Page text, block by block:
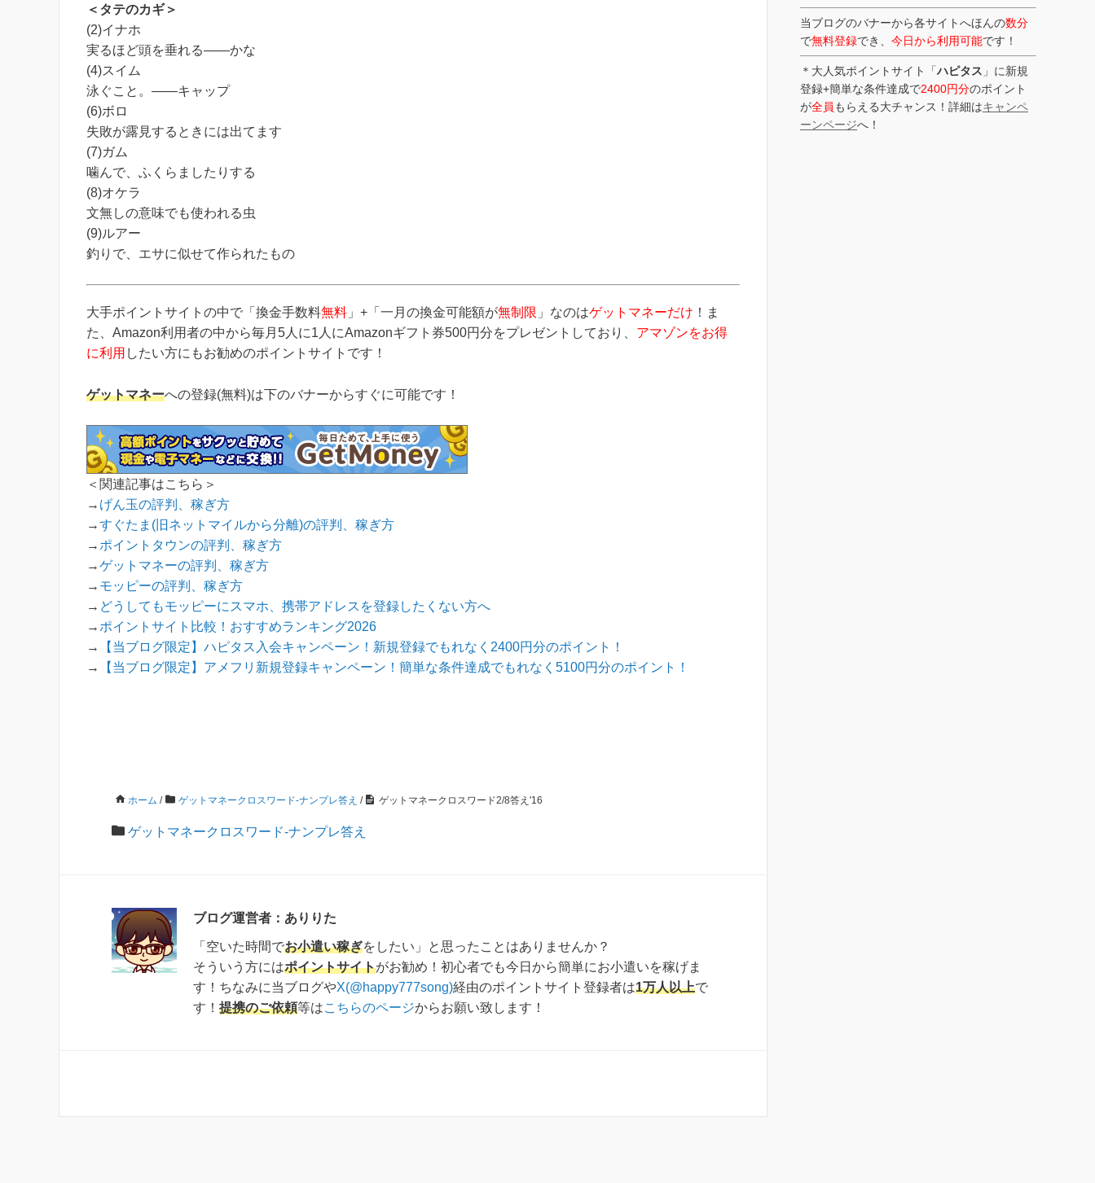
＜タテのカギ＞
(2)イナホ
実るほど頭を垂れる――かな
(4)スイム
泳ぐこと。――キャップ
(6)ボロ
失敗が露見するときには出てます
(7)ガム
噛んで、ふくらましたりする
(8)オケラ
文無しの意味でも使われる虫
(9)ルアー
釣りで、エサに似せて作られたもの
大手ポイントサイトの中で「換金手数料無料 」+「一月の換金可能額が無制限 」なのはゲットマネーだけ ！ま
た、Amazon利用者の中から毎月5人に1人にAmazonギフト券500円分をプレゼントしており、 アマゾンをお得
に利用 したい方にもお勧めのポイントサイトです！
ゲットマネーへの登録(無料)は下のバナーからすぐに可能です！
＜関連記事はこちら＞
→ げん玉の評判、稼ぎ方
→すぐたま(旧ネットマイルから分離)の評判、稼ぎ方
→ ポイントタウンの評判、稼ぎ方
→ゲットマネーの評判、稼ぎ方
→ モッピーの評判、稼ぎ方
→ どうしてもモッピーにスマホ、携帯アドレスを登録したくない方へ
→ ポイントサイト比較！おすすめランキング2026
→
【当ブログ限定】ハピタス入会キャンペーン！新規登録でもれなく2400円分のポイント！
→
【当ブログ限定】アメフリ新規登録キャンペーン！簡単な条件達成でもれなく5100円分のポイント！
ホーム / ゲットマネークロスワード-ナンプレ答え / ゲットマネークロスワード2/8答え'16
ゲットマネークロスワード-ナンプレ答え
ブログ運営者：ありりた
「空いた時間でお小遣い稼ぎをしたい」と思ったことはありませんか？
そういう方にはポイントサイトがお勧め！初心者でも今日から簡単にお小遣いを稼げま
す！ちなみに当ブログやX(@happy777song)経由のポイントサイト登録者は1万人以上で
す！ 提携のご依頼等はこちらのページからお願い致します！
当ブログのバナーから各サイトへほんの数分
で無料登録でき、 今日から利用可能です！
＊大人気ポイントサイト「ハピタス 」に新規
登録+簡単な条件達成で2400円分のポイント
が全員 もらえる大チャンス！詳細はキャンペ
ーンページへ！